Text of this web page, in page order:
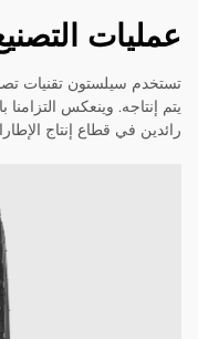
عمليات
تستخدم سيلستون تقنيات
يتم إنتاجه. وينعكس التزامنا
رائدين في قطاع إنتاج